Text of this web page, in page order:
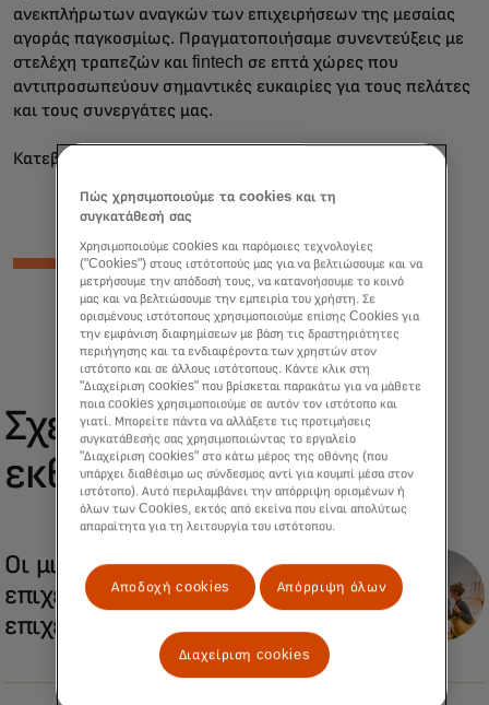
ανεκπλήρωτων αναγκών των επιχειρήσεων της μεσαίας
αγοράς παγκοσμίως. Πραγματοποιήσαμε συνεντεύξεις με
στελέχη τραπεζών και fintech σε επτά χώρες που
αντιπροσωπεύουν σημαντικές ευκαιρίες για τους πελάτες
και τους συνεργάτες μας.
Κατεβάστε την έκθεση για να μάθετε περισσότερα.
Σχετικές
εκθέσεις
Οι μικρές και μεσαίες
επιχειρήσεις είναι μεγάλες
επιχειρήσεις
Πώς χρησιμοποιούμε τα cookies και τη
συγκατάθεσή σας
Χρησιμοποιούμε cookies και παρόμοιες τεχνολογίες
("Cookies") στους ιστότοπούς μας για να βελτιώσουμε και να
μετρήσουμε την απόδοσή τους, να κατανοήσουμε το κοινό
μας και να βελτιώσουμε την εμπειρία του χρήστη. Σε
ορισμένους ιστότοπους χρησιμοποιούμε επίσης Cookies για
την εμφάνιση διαφημίσεων με βάση τις δραστηριότητες
περιήγησης και τα ενδιαφέροντα των χρηστών στον
ιστότοπο και σε άλλους ιστότοπους. Κάντε κλικ στη
"Διαχείριση cookies" που βρίσκεται παρακάτω για να μάθετε
ποια cookies χρησιμοποιούμε σε αυτόν τον ιστότοπο και
γιατί. Μπορείτε πάντα να αλλάξετε τις προτιμήσεις
συγκατάθεσής σας χρησιμοποιώντας το εργαλείο
"Διαχείριση cookies" στο κάτω μέρος της οθόνης (που
υπάρχει διαθέσιμο ως σύνδεσμος αντί για κουμπί μέσα στον
ιστότοπο). Αυτό περιλαμβάνει την απόρριψη ορισμένων ή
όλων των Cookies, εκτός από εκείνα που είναι απολύτως
απαραίτητα για τη λειτουργία του ιστότοπου.
Αποδοχή cookies Απόρριψη όλων
Διαχείριση cookies